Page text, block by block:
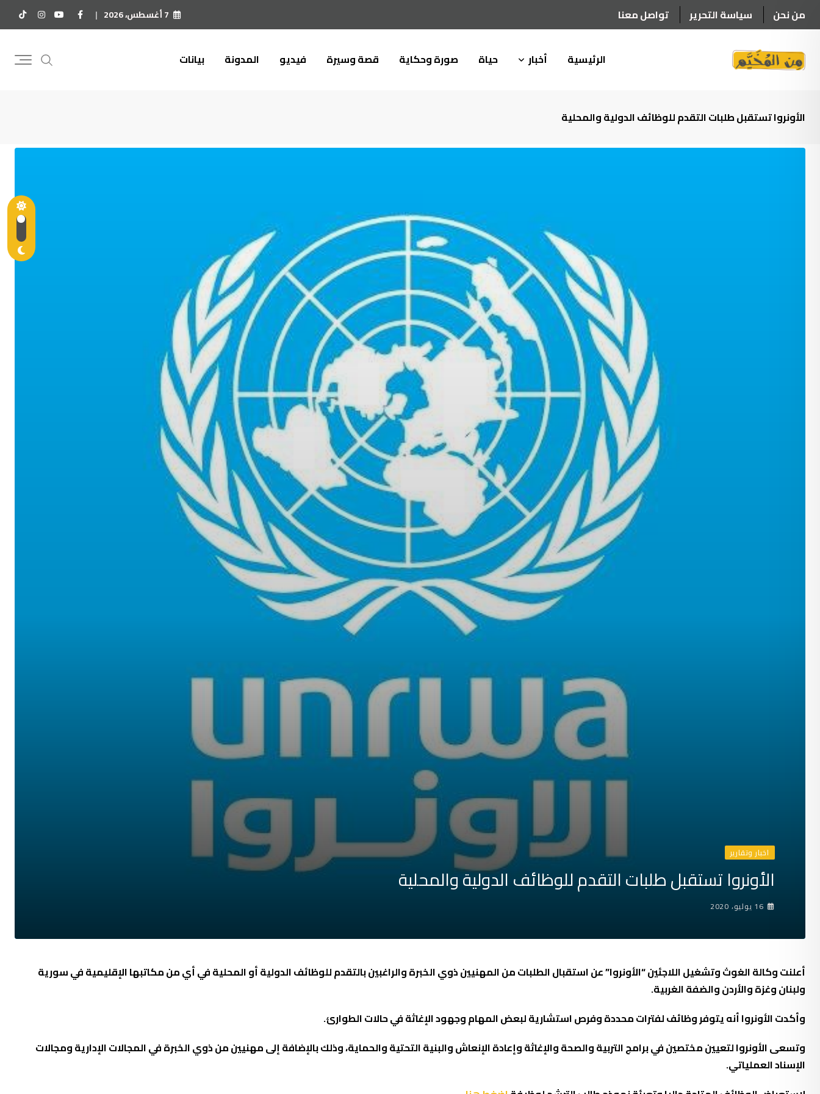
to
من نحن سياسة التحرير تواصل معنا 7 أغسطس، 2026
الرئيسية أخبار حياة صورة وحكاية قصة وسيرة فيديو المدونة بيانات
الأونروا تستقبل طلبات التقدم للوظائف الدولية والمحلية
اخبار وتقارير
الأونروا تستقبل طلبات التقدم للوظائف الدولية والمحلية
16 يوليو، 2020
أعلنت وكالة الغوث وتشغيل اللاجئين “الأونروا” عن استقبال الطلبات من المهنيين ذوي الخبرة والراغبين بالتقدم للوظائف الدولية أو المحلية في أي من مكاتبها الإقليمية في سورية
ولبنان وغزة والأردن والضفة الغربية.
وأكدت الأونروا أنه يتوفر وظائف لفترات محددة وفرص استشارية لبعض المهام وجهود الإغاثة في حالات الطوارئ.
وتسعى الأونروا لتعيين مختصين في برامج التربية والصحة والإغاثة وإعادة الإنعاش والبنية التحتية والحماية، وذلك بالإضافة إلى مهنيين من ذوي الخبرة في المجالات الإدارية ومجالات
الإسناد العملياتي.